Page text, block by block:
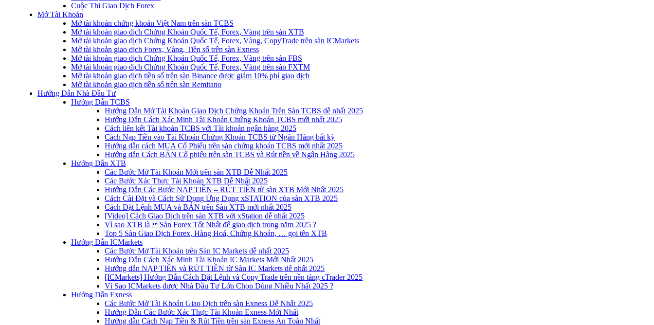
Cuộc Thi Giao Dịch Forex
Mở Tài Khoản
Mở tài khoản chứng khoán Việt Nam trên sàn TCBS
Mở tài khoản giao dịch Chứng Khoán Quốc Tế, Forex, Vàng trên sàn XTB
Mở tài khoản giao dịch Chứng Khoán Quốc Tế, Forex, Vàng, CopyTrade trên sàn ICMarkets
Mở tài khoản giao dịch Forex, Vàng, Tiền số trên sàn Exness
Mở tài khoản giao dịch Chứng Khoán Quốc Tế, Forex, Vàng trên sàn FBS
Mở tài khoản giao dịch Chứng Khoán Quốc Tế, Forex, Vàng trên sàn FXTM
Mở tài khoản giao dịch tiền số trên sàn Binance được giảm 10% phí giao dịch
Mở tài khoản giao dịch tiền số trên sàn Remitano
Hướng Dẫn Nhà Đầu Tư
Hướng Dẫn TCBS
Hướng Dẫn Mở Tài Khoản Giao Dịch Chứng Khoán Trên Sàn TCBS dễ nhất 2025
Hướng Dẫn Cách Xác Minh Tài Khoản Chứng Khoán TCBS mới nhất 2025
Cách liên kết Tài khoản TCBS với Tài khoản ngân hàng 2025
Cách Nạp Tiền vào Tài Khoản Chứng Khoán TCBS từ Ngân Hàng bất kỳ
Hướng dẫn cách MUA Cổ Phiếu trên sàn chứng khoán TCBS mới nhất 2025
Hướng dẫn Cách BÁN Cổ phiếu trên sàn TCBS và Rút tiền về Ngân Hàng 2025
Hướng Dẫn XTB
Các Bước Mở Tài Khoản Mới trên sàn XTB Dễ Nhất 2025
Các Bước Xác Thực Tài Khoản XTB Dễ Nhất 2025
Hướng Dẫn Các Bước NẠP TIỀN – RÚT TIỀN từ sàn XTB Mới Nhất 2025
Cách Cài Đặt và Cách Sử Dụng Ứng Dụng xSTATION của sàn XTB 2025
Cách Đặt Lệnh MUA và BÁN trên Sàn XTB mới nhất 2025
[Video] Cách Giao Dịch trên sàn XTB với xStation dễ nhất 2025
Vì sao XTB là Sàn Forex Tốt Nhất để giao dịch trong năm 2025 ?
Top 5 Sàn Giao Dịch Forex, Hàng Hoá, Chứng Khoán, … gọi tên XTB
Hướng Dẫn ICMarkets
Các Bước Mở Tài Khoản trên Sàn IC Markets dễ nhất 2025
Hướng Dẫn Cách Xác Minh Tài Khoản IC Markets Mới Nhất 2025
Hướng dẫn NẠP TIỀN và RÚT TIỀN từ Sàn IC Markets dễ nhất 2025
[ICMarkets] Hướng Dẫn Cách Đặt Lệnh và Copy Trade trên nền tảng cTrader 2025
Vì Sao ICMarkets được Nhà Đầu Tư Lớn Chọn Dùng Nhiều Nhất 2025 ?
Hướng Dẫn Exness
Các Bước Mở Tài Khoản Giao Dịch trên sàn Exness Dễ Nhất 2025
Hướng Dẫn Các Bước Xác Thực Tài Khoản Exness Mới Nhất
Hướng dẫn Cách Nạp Tiền & Rút Tiền trên sàn Exness An Toàn Nhất